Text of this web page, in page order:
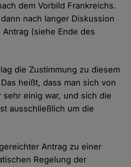
dem Vorbild Frankreichs.
nach langer Diskussion
(siehe Ende des
die Zustimmung zu diesem
heißt, dass man sich von
einig war, und sich die
ausschließlich um die
Antrag zu einer
Regelung der